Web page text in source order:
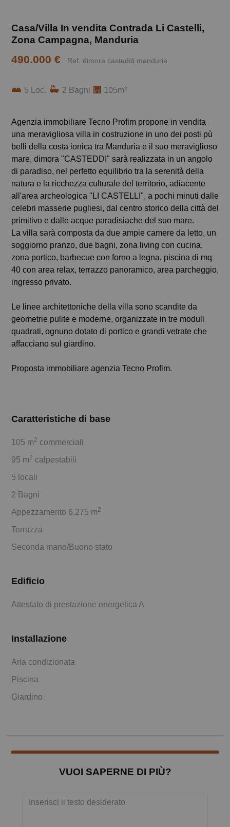
Casa/Villa In vendita Contrada Li Castelli,
Zona Campagna, Manduria
490.000 € Ref. dimora casteddi manduria
5 Loc. 2 Bagni 105m²
Agenzia immobiliare Tecno Profim propone in vendita
una meravigliosa villa in costruzione in uno dei posti pù
belli della costa ionica tra Manduria e il suo meraviglioso
mare, dimora "CASTEDDI" sarà realizzata in un angolo
di paradiso, nel perfetto equilibrio tra la serenità della
natura e la ricchezza culturale del territorio, adiacente
all'area archeologica "LI CASTELLI", a pochi minuti dalle
celebri masserie pugliesi, dal centro storico della città del
primitivo e dalle acque paradisiache del suo mare.
La villa sarà composta da due ampie camere da letto, un
soggiorno pranzo, due bagni, zona living con cucina,
zona portico, barbecue con forno a legna, piscina di mq
40 con area relax, terrazzo panoramico, area parcheggio,
ingresso privato.
Le linee architettoniche della villa sono scandite da
geometrie pulite e moderne, organizzate in tre moduli
quadrati, ognuno dotato di portico e grandi vetrate che
affacciano sul giardino.
Proposta immobiliare agenzia Tecno Profim.
Caratteristiche di base
105 m2 commerciali
95 m2 calpestabili
5 locali
2 Bagni
Appezzamento 6.275 m2
Terrazza
Seconda mano/Buono stato
Edificio
Attestato di prestazione energetica A
Installazione
Aria condizionata
Piscina
Giardino
VUOI SAPERNE DI PIÙ?